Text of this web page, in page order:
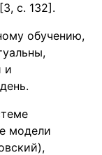
с. 132].
обучению,
и
модели